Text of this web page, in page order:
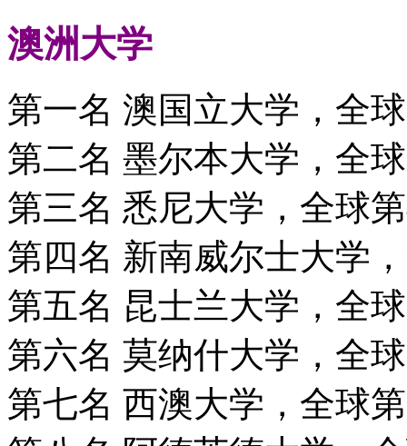
澳洲大学
第一名 澳国立大学，全
第二名 墨尔本大学，全
第三名 悉尼大学，全球
第四名 新南威尔士大学
第五名 昆士兰大学，全
第六名 莫纳什大学，全
第七名 西澳大学，全球